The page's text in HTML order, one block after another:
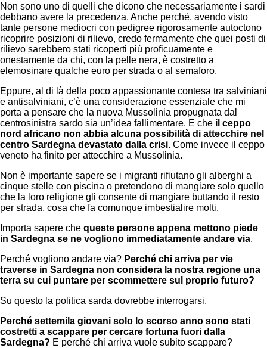
Non sono uno di quelli che dicono che necessariamente i sardi
debbano avere la precedenza. Anche perché, avendo visto
tante persone mediocri con pedigree rigorosamente autoctono
ricoprire posizioni di rilievo, credo fermamente che quei posti di
rilievo sarebbero stati ricoperti più proficuamente e
onestamente da chi, con la pelle nera, è costretto a
elemosinare qualche euro per strada o al semaforo.
Eppure, al di là della poco appassionante contesa tra salviniani
e antisalviniani, c’è una considerazione essenziale che mi
porta a pensare che la nuova Mussolinia propugnata dal
centrosinistra sardo sia un’idea fallimentare. E che il ceppo
nord africano non abbia alcuna possibilità di attecchire nel
centro Sardegna devastato dalla crisi. Come invece il ceppo
veneto ha finito per attecchire a Mussolinia.
Non è importante sapere se i migranti rifiutano gli alberghi a
cinque stelle con piscina o pretendono di mangiare solo quello
che la loro religione gli consente di mangiare buttando il resto
per strada, cosa che fa comunque imbestialire molti.
Importa sapere che queste persone appena mettono piede
in Sardegna se ne vogliono immediatamente andare via.
Perché vogliono andare via? Perché chi arriva per vie
traverse in Sardegna non considera la nostra regione una
terra su cui puntare per scommettere sul proprio futuro?
Su questo la politica sarda dovrebbe interrogarsi.
Perché settemila giovani solo lo scorso anno sono stati
costretti a scappare per cercare fortuna fuori dalla
Sardegna? E perché chi arriva vuole subito scappare?